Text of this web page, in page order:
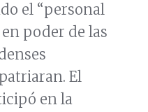
el “personal
poder de las
El
en la